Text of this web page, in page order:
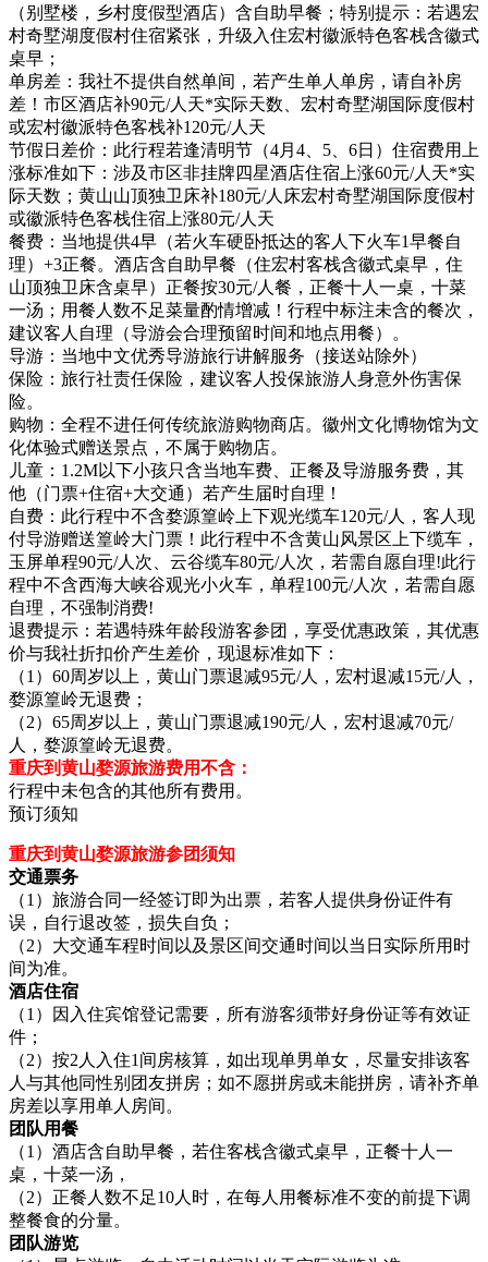
（别墅楼，乡村度假型酒店）含自助早餐；特别提示：若遇宏
村奇墅湖度假村住宿紧张，升级入住宏村徽派特色客栈含徽式
桌早；
单房差：我社不提供自然单间，若产生单人单房，请自补房
差！市区酒店补90元/人天*实际天数、宏村奇墅湖国际度假村
或宏村徽派特色客栈补120元/人天
节假日差价：此行程若逢清明节（4月4、5、6日）住宿费用上
涨标准如下：涉及市区非挂牌四星酒店住宿上涨60元/人天*实
际天数；黄山山顶独卫床补180元/人床宏村奇墅湖国际度假村
或徽派特色客栈住宿上涨80元/人天
餐费：当地提供4早（若火车硬卧抵达的客人下火车1早餐自
理）+3正餐。酒店含自助早餐（住宏村客栈含徽式桌早，住
山顶独卫床含桌早）正餐按30元/人餐，正餐十人一桌，十菜
一汤；用餐人数不足菜量酌情增减！行程中标注未含的餐次，
建议客人自理（导游会合理预留时间和地点用餐）。
导游：当地中文优秀导游旅行讲解服务（接送站除外）
保险：旅行社责任保险，建议客人投保旅游人身意外伤害保
险。
购物：全程不进任何传统旅游购物商店。徽州文化博物馆为文
化体验式赠送景点，不属于购物店。
儿童：1.2M以下小孩只含当地车费、正餐及导游服务费，其
他（门票+住宿+大交通）若产生届时自理！
自费：此行程中不含婺源篁岭上下观光缆车120元/人，客人现
付导游赠送篁岭大门票！此行程中不含黄山风景区上下缆车，
玉屏单程90元/人次、云谷缆车80元/人次，若需自愿自理!此行
程中不含西海大峡谷观光小火车，单程100元/人次，若需自愿
自理，不强制消费!
退费提示：若遇特殊年龄段游客参团，享受优惠政策，其优惠
价与我社折扣价产生差价，现退标准如下：
（1）60周岁以上，黄山门票退减95元/人，宏村退减15元/人，
婺源篁岭无退费；
（2）65周岁以上，黄山门票退减190元/人，宏村退减70元/
人，婺源篁岭无退费。
重庆到黄山婺源旅游费用不含：
行程中未包含的其他所有费用。
预订须知
重庆到黄山婺源旅游参团须知
交通票务
（1）旅游合同一经签订即为出票，若客人提供身份证件有
误，自行退改签，损失自负；
（2）大交通车程时间以及景区间交通时间以当日实际所用时
间为准。
酒店住宿
（1）因入住宾馆登记需要，所有游客须带好身份证等有效证
件；
（2）按2人入住1间房核算，如出现单男单女，尽量安排该客
人与其他同性别团友拼房；如不愿拼房或未能拼房，请补齐单
房差以享用单人房间。
团队用餐
（1）酒店含自助早餐，若住客栈含徽式桌早，正餐十人一
桌，十菜一汤，
（2）正餐人数不足10人时，在每人用餐标准不变的前提下调
整餐食的分量。
团队游览